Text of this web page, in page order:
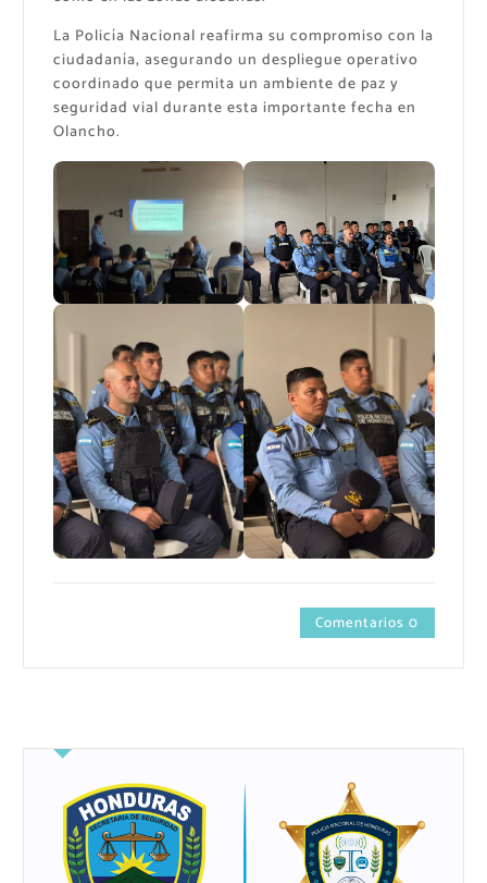
La Policía Nacional reafirma su compromiso con la
ciudadanía, asegurando un despliegue operativo
coordinado que permita un ambiente de paz y
seguridad vial durante esta importante fecha en
Olancho.
Comentarios 0